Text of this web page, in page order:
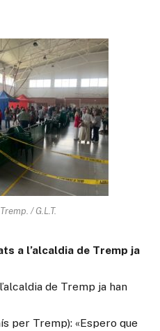
/ G.L.T.
a l’alcaldia de Tremp ja
de Tremp ja han
per Tremp): «Espero que